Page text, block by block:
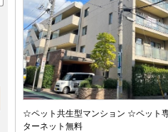
☆ペット共生型マンション ☆ペット
ターネット無料